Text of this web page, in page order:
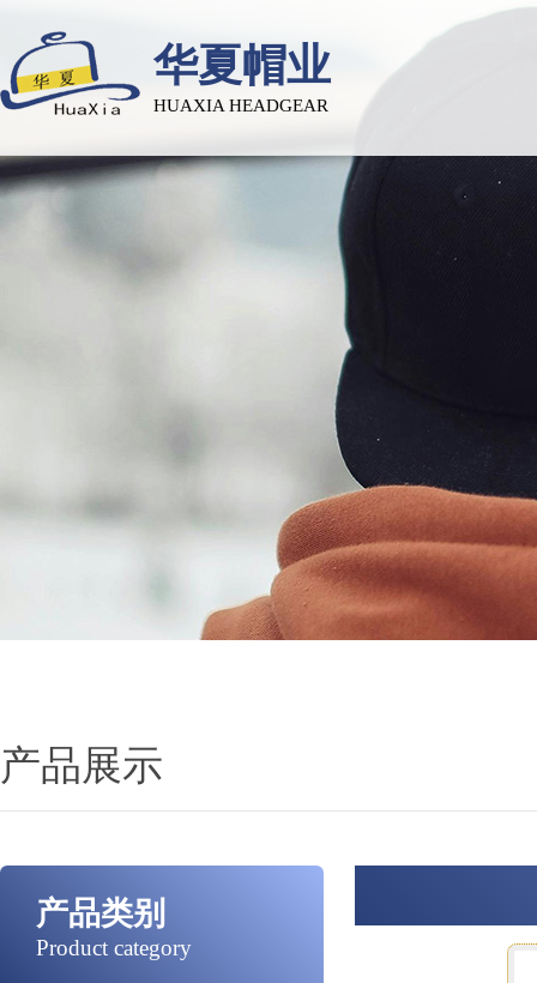
华夏帽业
HUAXIA HEADGEAR
产品展示
产品类别
Product category